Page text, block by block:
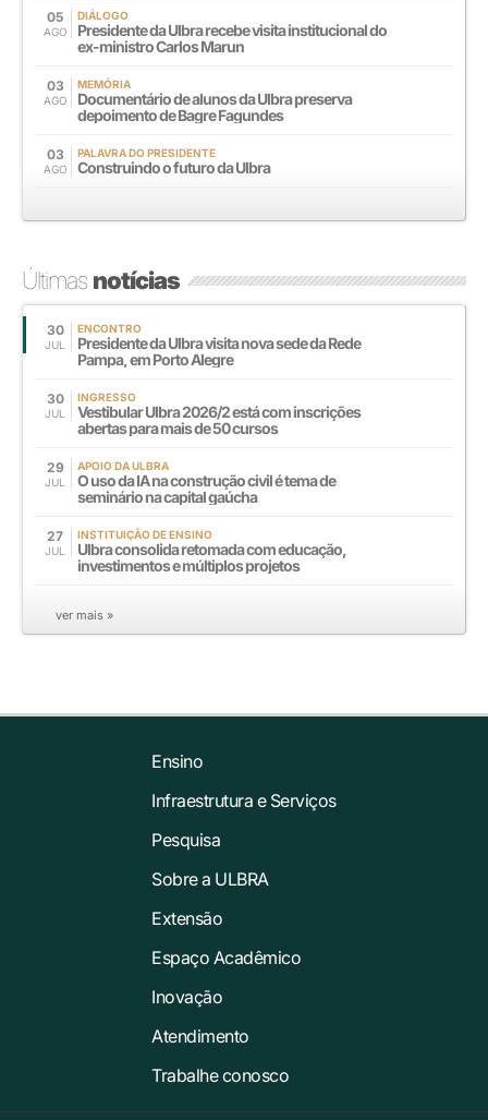
05
AGO
DIÁLOGO
Presidente da Ulbra recebe visita institucional do
ex-ministro Carlos Marun
03
AGO
MEMÓRIA
Documentário de alunos da Ulbra preserva
depoimento de Bagre Fagundes
03
AGO
PALAVRA DO PRESIDENTE
Construindo o futuro da Ulbra
Últimasnotícias
30
JUL
ENCONTRO
Presidente da Ulbra visita nova sede da Rede
Pampa, em Porto Alegre
30
JUL
INGRESSO
Vestibular Ulbra 2026/2 está com inscrições
abertas para mais de 50 cursos
29
JUL
APOIO DA ULBRA
O uso da IA na construção civil é tema de
seminário na capital gaúcha
27
JUL
INSTITUIÇÃO DE ENSINO
Ulbra consolida retomada com educação,
investimentos e múltiplos projetos
ver mais »
Ensino
Infraestrutura e Serviços
Pesquisa
Sobre a ULBRA
Extensão
Espaço Acadêmico
Inovação
Atendimento
Trabalhe conosco